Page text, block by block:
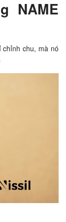
NAME
chu, mà nó